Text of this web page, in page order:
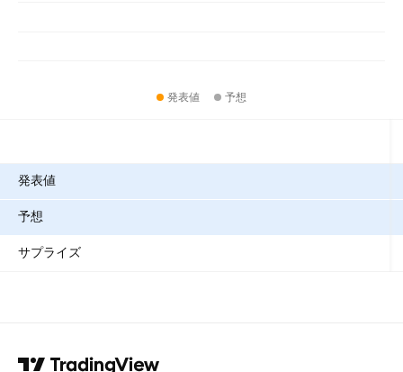
発表値 予想
発表値
予想
サプライズ